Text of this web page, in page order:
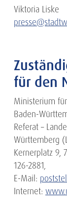
Viktoria Liske
für den
Ministerium
Baden-
Referat –
Württemberg
Kernerplatz 9,
126-2881,
E-Mail:
Internet: